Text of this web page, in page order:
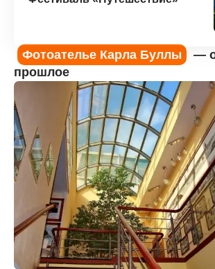
Фотоателье Карла Буллы
—
прошлое